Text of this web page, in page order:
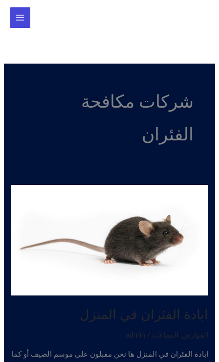
شركات مكافحة
الفئران
ابادة الفئران في المنزل
القوارض, المقالات /
admin
ابادة الفئران في المنزل ها نحن مقبلون على موسم الصيف أو كما